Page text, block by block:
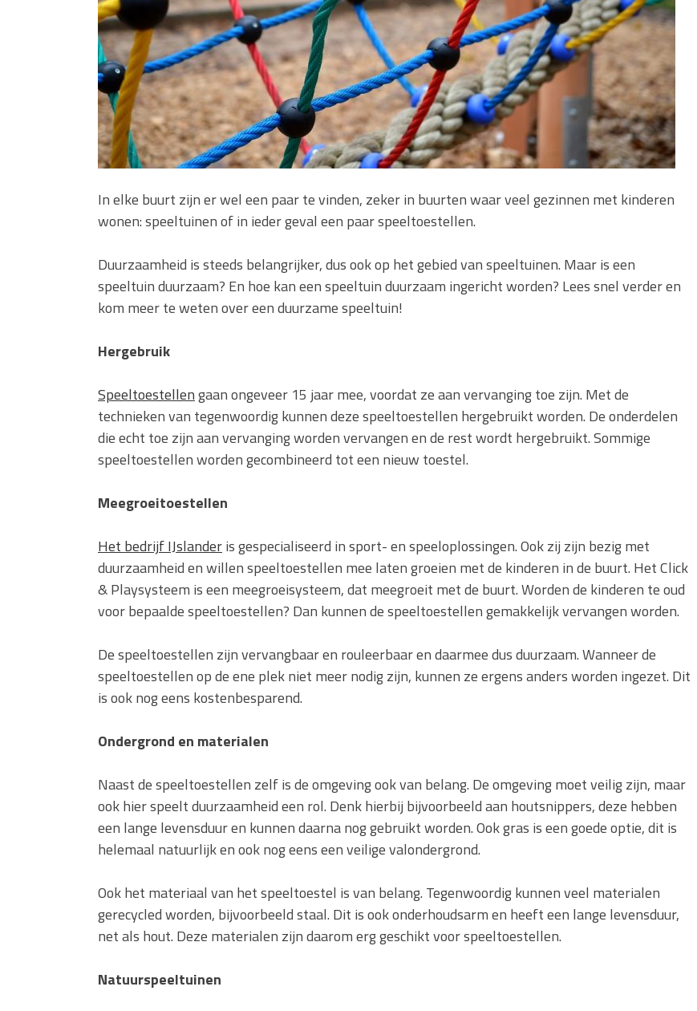
In elke buurt zijn er wel een paar te vinden, zeker in buurten waar veel gezinnen met kinderen
wonen: speeltuinen of in ieder geval een paar speeltoestellen.
Duurzaamheid is steeds belangrijker, dus ook op het gebied van speeltuinen. Maar is een
speeltuin duurzaam? En hoe kan een speeltuin duurzaam ingericht worden? Lees snel verder en
kom meer te weten over een duurzame speeltuin!
Hergebruik
Speeltoestellengaan ongeveer 15 jaar mee, voordat ze aan vervanging toe zijn. Met de
technieken van tegenwoordig kunnen deze speeltoestellen hergebruikt worden. De onderdelen
die echt toe zijn aan vervanging worden vervangen en de rest wordt hergebruikt. Sommige
speeltoestellen worden gecombineerd tot een nieuw toestel.
Meegroeitoestellen
Het bedrijf IJslanderis gespecialiseerd in sport- en speeloplossingen. Ook zij zijn bezig met
duurzaamheid en willen speeltoestellen mee laten groeien met de kinderen in de buurt. Het Click
& Playsysteem is een meegroeisysteem, dat meegroeit met de buurt. Worden de kinderen te oud
voor bepaalde speeltoestellen? Dan kunnen de speeltoestellen gemakkelijk vervangen worden.
De speeltoestellen zijn vervangbaar en rouleerbaar en daarmee dus duurzaam. Wanneer de
speeltoestellen op de ene plek niet meer nodig zijn, kunnen ze ergens anders worden ingezet. Dit
is ook nog eens kostenbesparend.
Ondergrond en materialen
Naast de speeltoestellen zelf is de omgeving ook van belang. De omgeving moet veilig zijn, maar
ook hier speelt duurzaamheid een rol. Denk hierbij bijvoorbeeld aan houtsnippers, deze hebben
een lange levensduur en kunnen daarna nog gebruikt worden. Ook gras is een goede optie, dit is
helemaal natuurlijk en ook nog eens een veilige valondergrond.
Ook het materiaal van het speeltoestel is van belang. Tegenwoordig kunnen veel materialen
gerecycled worden, bijvoorbeeld staal. Dit is ook onderhoudsarm en heeft een lange levensduur,
net als hout. Deze materialen zijn daarom erg geschikt voor speeltoestellen.
Natuurspeeltuinen